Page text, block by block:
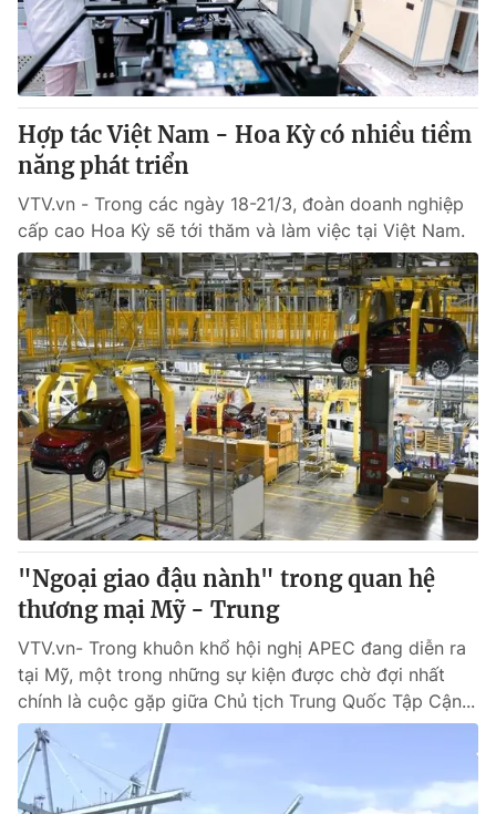
Sản phẩm
Thị trường
Tư vấn
Lịch phát sóng
Chuyên mục khác
Emagazine
Photo Infographic
Video Shorts video
VTV Money VTV Thể thao
VTV Sức khoẻ Bất động sản
Thị trường 24h Tấm lòng Việt
VTV4 Vươn mình bằng AI
VTV9 VTV8
Liên hệ tòa soạn English
THỜI BÁO VTV
Hợp tác Việt Nam - Hoa Kỳ có nhiều tiềm
năng phát triển
VTV.vn - Trong các ngày 18-21/3, đoàn doanh nghiệp
cấp cao Hoa Kỳ sẽ tới thăm và làm việc tại Việt Nam.
"Ngoại giao đậu nành" trong quan hệ
thương mại Mỹ - Trung
VTV.vn- Trong khuôn khổ hội nghị APEC đang diễn ra
tại Mỹ, một trong những sự kiện được chờ đợi nhất
chính là cuộc gặp giữa Chủ tịch Trung Quốc Tập Cận...